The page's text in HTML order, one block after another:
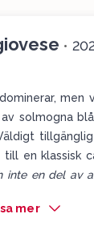
•
men
solmogna
en klassisk
inte en del av
mer